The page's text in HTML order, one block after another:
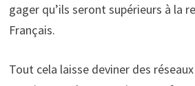
gager qu’ils seront supérieurs à la
Français.
Tout cela laisse deviner des